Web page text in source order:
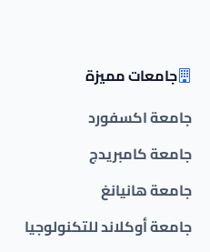
جامعات مميزة
جامعة اكسفورد
جامعة كامبريدج
جامعة هانيانغ
جامعة أوكلاند للتكنولوجيا